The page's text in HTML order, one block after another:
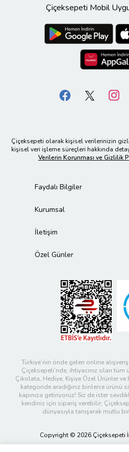
Çiçeksepeti Mobil
Çiçeksepeti olarak kişisel verilerinizin
kişisel veri işleme süreçleri hakkında
Verilerin Korunması ve Gizlilik
Faydalı Bilgiler
Kurumsal
İletişim
Özel Günler
Türkiye’nin önde gelen online
Çiçeksepeti’nde, ihtiyacınız olan
Çikolata, Hediye, Kişiye Özel Ürünler
kategoride aradığınız binlerce ürünü
kapınıza getiriyoruz! Siz de ister
kendiniz için sipariş verebilir;
dünyasıyla tanışarak mutlu
Copyright © 2026 Çiçeksepeti